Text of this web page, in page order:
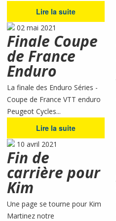
Lire la suite
02 mai 2021
Finale Coupe
de France
Enduro
La finale des Enduro Séries -
Coupe de France VTT enduro
Peugeot Cycles...
Lire la suite
10 avril 2021
Fin de
carrière pour
Kim
Une page se tourne pour Kim
Martinez notre